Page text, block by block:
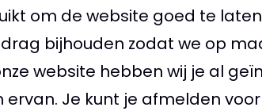
om de website goed te
bijhouden zodat we op
website hebben wij je al
Je kunt je afmelden